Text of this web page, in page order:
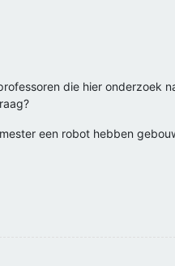
die hier onderzoek
een robot hebben